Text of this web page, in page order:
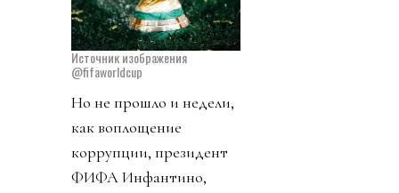
Источник изображения
@fifaworldcup
Но не прошло и недели,
как воплощение
коррупции, президент
ФИФА Инфантино,